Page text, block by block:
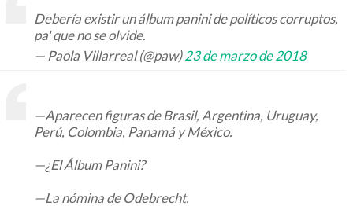
Debería existir un álbum panini de políticos corruptos,
pa' que no se olvide.
— Paola Villarreal (@paw)23 de marzo de 2018
—Aparecen figuras de Brasil, Argentina, Uruguay,
Perú, Colombia, Panamá y México.
—¿El Álbum Panini?
—La nómina de Odebrecht.